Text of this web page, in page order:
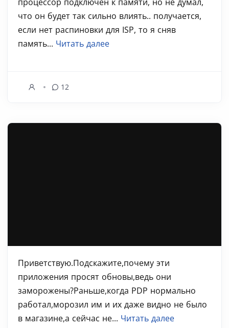
что он будет так сильно влиять.. получается,
если нет распиновки для ISP, то я сняв
память... Читать далее
12
Приветствую.Подскажите,почему эти
приложения просят обновы,ведь они
заморожены?Раньше,когда PDP нормально
работал,морозил им и их даже видно не было
в магазине,а сейчас не... Читать далее